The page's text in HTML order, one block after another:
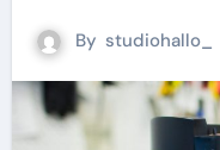
By studiohallo_